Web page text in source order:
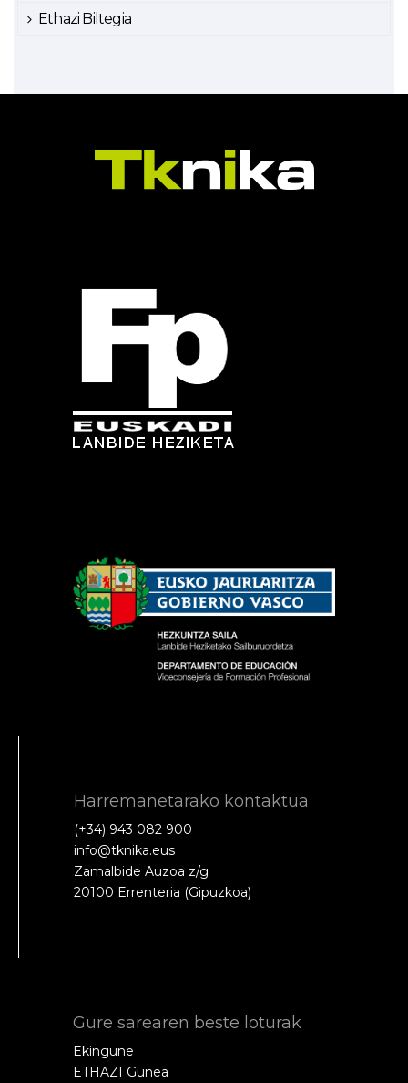
Ethazi Biltegia
Harremanetarako kontaktua
(+34) 943 082 900
info@tknika.eus
Zamalbide Auzoa z/g
20100 Errenteria (Gipuzkoa)
Gure sarearen beste loturak
Ekingune
ETHAZI Gunea